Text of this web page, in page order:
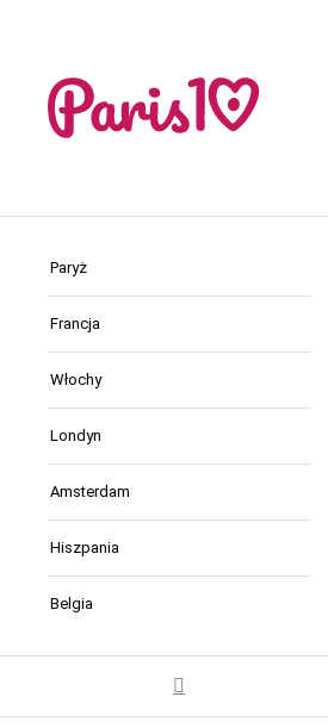
Paryż
Francja
Włochy
Londyn
Amsterdam
Hiszpania
Belgia